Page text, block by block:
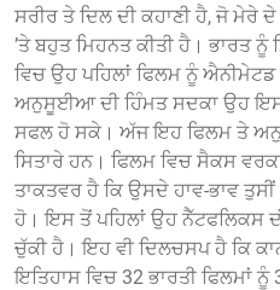
ਸਰੀਰ ਤੇ ਦਿਲ ਦੀ ਕਹਾਣੀ ਹੈ, ਜੋ ਮੇਰੇ
’ਤੇ ਬਹੁਤ ਮਿਹਨਤ ਕੀਤੀ ਹੈ। ਭਾਰਤ
ਵਿਚ ਉਹ ਪਹਿਲਾਂ ਫਿਲਮ ਨੂੰ
ਅਨੁਸੂਈਆ ਦੀ ਹਿੰਮਤ ਸਦਕਾ ਉਹ
ਸਫਲ ਹੋ ਸਕੇ। ਅੱਜ ਇਹ ਫਿਲਮ ਤੇ
ਸਿਤਾਰੇ ਹਨ। ਫਿਲਮ ਵਿਚ ਸੈਕਸ
ਤਾਕਤਵਰ ਹੈ ਕਿ ਉਸਦੇ ਹਾਵ-ਭਾਵ
ਹੋ। ਇਸ ਤੋਂ ਪਹਿਲਾਂ ਉਹ ਨੈੱਟਫਲਿਕਸ
ਚੁੱਕੀ ਹੈ। ਇਹ ਵੀ ਦਿਲਚਸਪ ਹੈ ਕਿ
ਇਤਿਹਾਸ ਵਿਚ 32 ਭਾਰਤੀ ਫਿਲਮਾਂ